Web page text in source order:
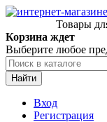
Товары
Корзина ждет
Выберите любое
Найти
Вход
Регистрация